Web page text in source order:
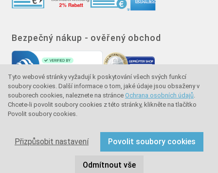
Tyto webové stránky vyžadují k poskytování všech svých funkcí
soubory cookies. Další informace o tom, jaké údaje jsou obsaženy v
souborech cookies, naleznete na stránce Ochrana osobních údajů.
Chcete-li povolit soubory cookies z této stránky, klikněte na tlačítko
Povolit soubory cookies.
Přizpůsobit nastavení Povolit soubory cookies
Odmítnout vše
Bezpečný nákup - ověřený obchod
Značka kvality - ochrana kupujícího - ochrana
Copyright © 2024 sullus GmbH & Co. KG. Všechna práva